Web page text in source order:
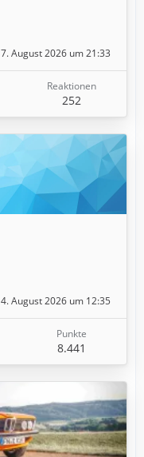
7. August 2026 um 21:33
Reaktionen
252
4. August 2026 um 12:35
Punkte
8.441